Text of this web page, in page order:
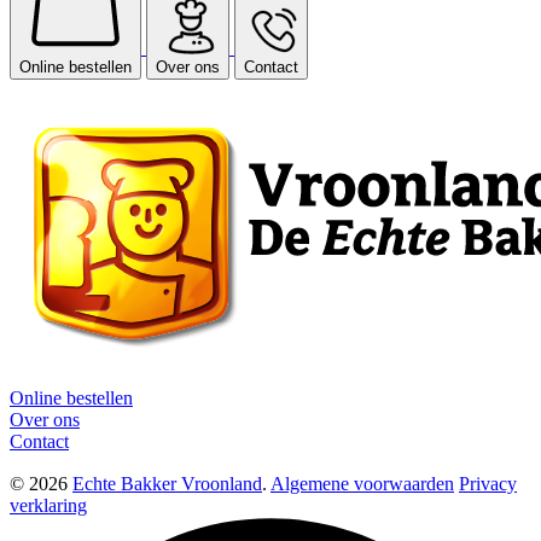
Online bestellen Over ons Contact
Online bestellen
Over ons
Contact
© 2026 Echte Bakker Vroonland. Algemene voorwaarden Privacy
verklaring